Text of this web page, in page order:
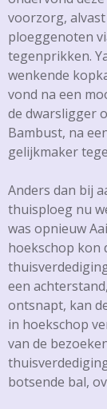
voorzorg, alvast
ploeggenoten
tegenprikken.
wenkende
vond na een
de dwarsligger
Bambust, na
gelijkmaker
Anders dan bij
thuisploeg nu
was opnieuw
hoekschop kon
een
ontsnapt, kan
in hoekschop
van de
botsende bal,